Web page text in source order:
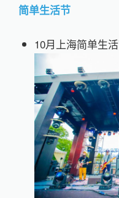
简单生活节
10月上海简单生